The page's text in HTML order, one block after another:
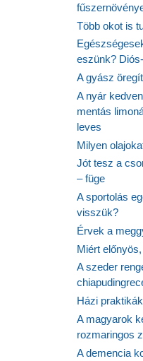
Több okot is
eszünk?
A gyász
A nyár
mentás
leves
Milyen
Jót tesz a
– füge
A sportolás
visszük?
Érvek a
Miért
A szeder
Házi
A magyarok
rozmaringos
A demencia